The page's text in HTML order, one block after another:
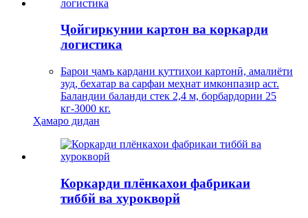
Ҷойгиркунии картон ва коркарди
логистика
Барои ҷамъ кардани қуттиҳои картонӣ, амалиёти
зуд, бехатар ва сарфаи меҳнат имконпазир аст.
Баландии баланди стек 2,4 м, борбардории 25
кг-3000 кг.
Ҳамаро дидан
Коркарди плёнкахои фабрикаи
тиббй ва хурокворй